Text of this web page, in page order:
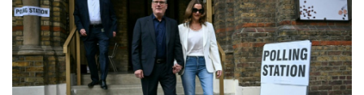
Meta é condenada a pagar US$ 567 milhões para estado dos
EUA por caso envolvendo menores nas redes
Lucro da Petrobras dobra com produção recorde e alta do
petróleo